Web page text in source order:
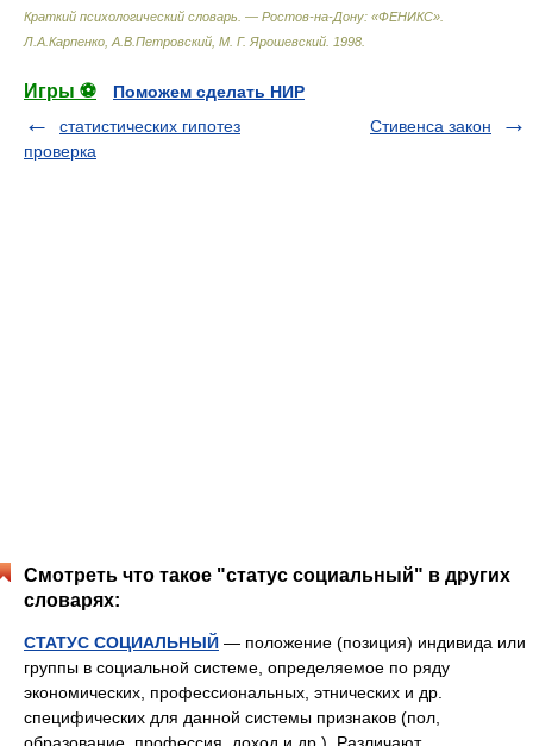
Краткий психологический словарь. — Ростов-на-Дону: «ФЕНИКС»
Л.А.Карпенко, А.В.Петровский, М. Г. Ярошевский 1998
Игры ⚽
Поможем сделать НИР
статистических гипотез
проверка
Стивенса закон
Смотреть что такое "статус социальный" в других
словарях:
СТАТУС СОЦИАЛЬНЫЙ — положение (позиция) индивида или
группы в социальной системе, определяемое по ряду
экономических, профессиональных, этнических и др.
специфических для данной системы признаков (пол,